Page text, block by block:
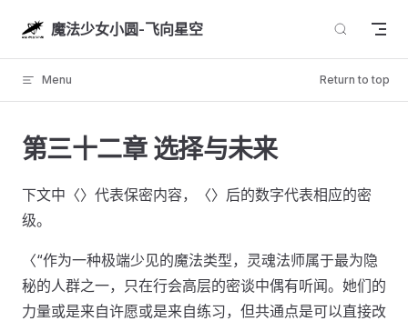
Skip to content
魔法少女小圆-飞向星空
Menu Return to top
第三十二章 选择与未来
下文中〈〉代表保密内容，〈〉后的数字代表相应的密
级。
〈“作为一种极端少见的魔法类型，灵魂法师属于最为隐
秘的人群之一，只在行会高层的密谈中偶有听闻。她们的
力量或是来自许愿或是来自练习，但共通点是可以直接改